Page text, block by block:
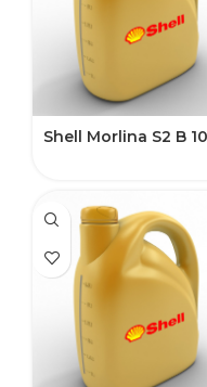
Shell Morlina S2 B